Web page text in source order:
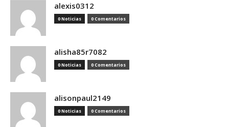
alexis0312
0 Noticias 0 Comentarios
alisha85r7082
0 Noticias 0 Comentarios
alisonpaul2149
0 Noticias 0 Comentarios